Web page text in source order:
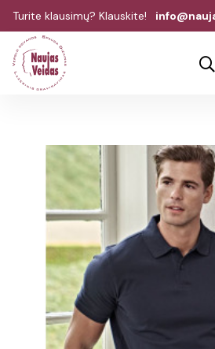
Turite klausimų? Klauskite!